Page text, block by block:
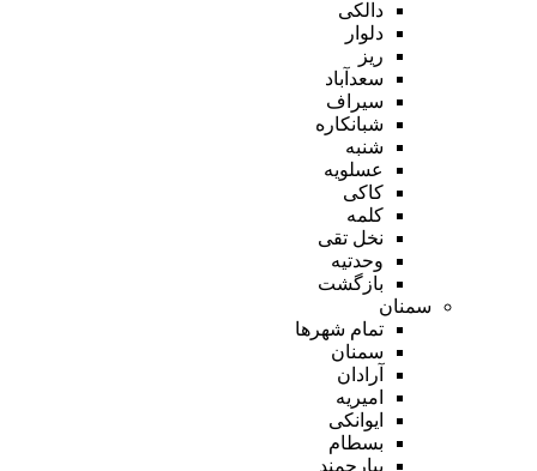
دالکی
دلوار
ریز
سعدآباد
سیراف
شبانکاره
شنبه
عسلویه
کاکی
کلمه
نخل تقی
وحدتیه
بازگشت
سمنان
تمام شهر‌ها
سمنان
آرادان
امیریه
ایوانکی
بسطام
بیارجمند